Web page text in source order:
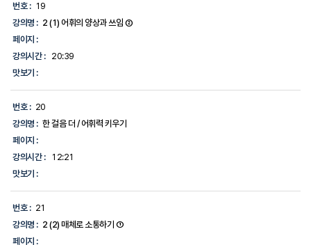
번호 : 19
강의명 : 2 (1) 어휘의 양상과 쓰임 ②
페이지 :
강의시간 :
20:39
맛보기 :
번호 : 20
강의명 : 한 걸음 더 / 어휘력 키우기
페이지 :
강의시간 :
12:21
맛보기 :
번호 : 21
강의명 : 2 (2) 매체로 소통하기 ①
페이지 :